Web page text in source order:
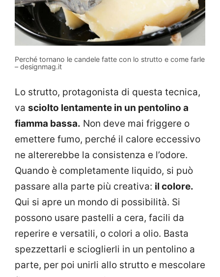
Perché tornano le candele fatte con lo strutto e come farle
– designmag.it
Lo strutto, protagonista di questa tecnica,
va sciolto lentamente in un pentolino a
fiamma bassa. Non deve mai friggere o
emettere fumo, perché il calore eccessivo
ne altererebbe la consistenza e l’odore.
Quando è completamente liquido, si può
passare alla parte più creativa: il colore.
Qui si apre un mondo di possibilità. Si
possono usare pastelli a cera, facili da
reperire e versatili, o colori a olio. Basta
spezzettarli e scioglierli in un pentolino a
parte, per poi unirli allo strutto e mescolare